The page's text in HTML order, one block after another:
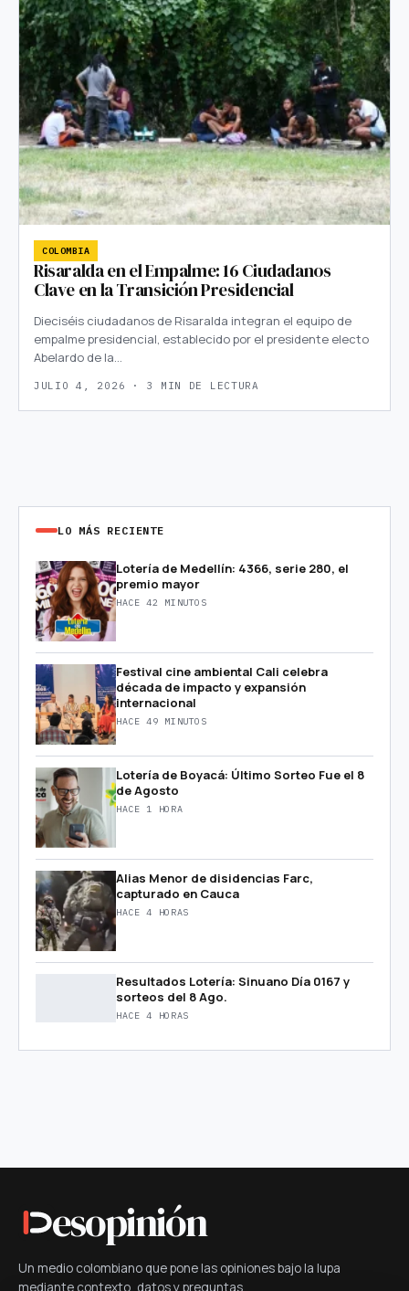
COLOMBIA
Risaralda en el Empalme: 16 Ciudadanos
Clave en la Transición Presidencial
Dieciséis ciudadanos de Risaralda integran el equipo de
empalme presidencial, establecido por el presidente electo
Abelardo de la…
JULIO 4, 2026 · 3 MIN DE LECTURA
LO MÁS RECIENTE
Lotería de Medellín: 4366, serie 280, el
premio mayor
HACE 42 MINUTOS
Festival cine ambiental Cali celebra
década de impacto y expansión
internacional
HACE 49 MINUTOS
Lotería de Boyacá: Último Sorteo Fue el 8
de Agosto
HACE 1 HORA
Alias Menor de disidencias Farc,
capturado en Cauca
HACE 4 HORAS
Resultados Lotería: Sinuano Día 0167 y
sorteos del 8 Ago.
HACE 4 HORAS
esopinión
Un medio colombiano que pone las opiniones bajo la lupa
mediante contexto, datos y preguntas.